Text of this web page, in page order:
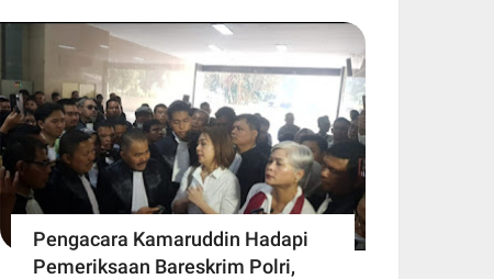
Pengacara Kamaruddin Hadapi
Pemeriksaan Bareskrim Polri,